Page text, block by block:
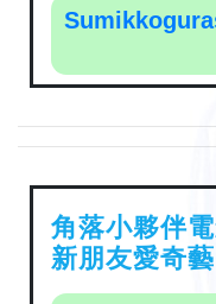
角落小夥伴
新朋友愛奇